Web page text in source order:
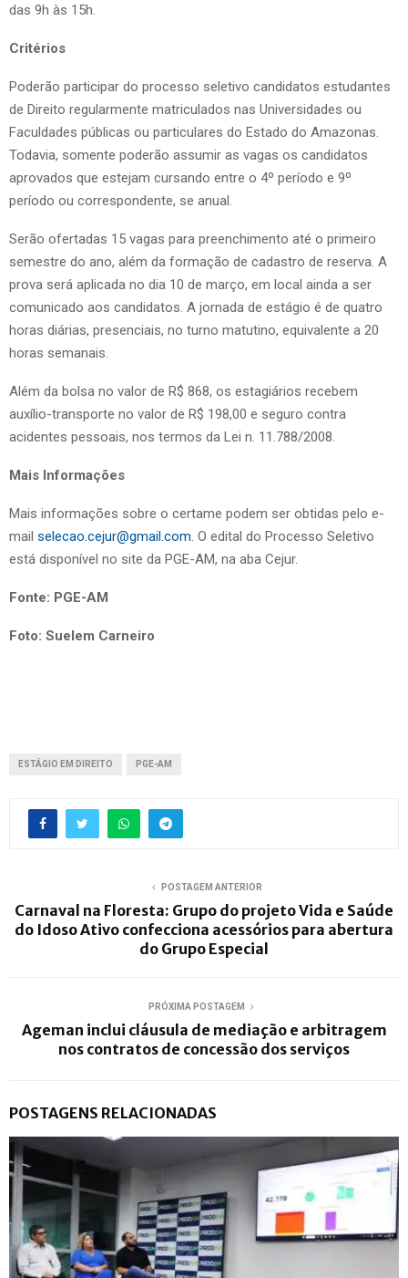
das 9h às 15h.
Critérios
Poderão participar do processo seletivo candidatos estudantes
de Direito regularmente matriculados nas Universidades ou
Faculdades públicas ou particulares do Estado do Amazonas.
Todavia, somente poderão assumir as vagas os candidatos
aprovados que estejam cursando entre o 4º período e 9º
período ou correspondente, se anual.
Serão ofertadas 15 vagas para preenchimento até o primeiro
semestre do ano, além da formação de cadastro de reserva. A
prova será aplicada no dia 10 de março, em local ainda a ser
comunicado aos candidatos. A jornada de estágio é de quatro
horas diárias, presenciais, no turno matutino, equivalente a 20
horas semanais.
Além da bolsa no valor de R$ 868, os estagiários recebem
auxílio-transporte no valor de R$ 198,00 e seguro contra
acidentes pessoais, nos termos da Lei n. 11.788/2008.
Mais Informações
Mais informações sobre o certame podem ser obtidas pelo e-
mail selecao.cejur@gmail.com. O edital do Processo Seletivo
está disponível no site da PGE-AM, na aba Cejur.
Fonte: PGE-AM
Foto: Suelem Carneiro
ESTÁGIO EM DIREITO PGE-AM
POSTAGEM ANTERIOR
Carnaval na Floresta: Grupo do projeto Vida e Saúde
do Idoso Ativo confecciona acessórios para abertura
do Grupo Especial
PRÓXIMA POSTAGEM
Ageman inclui cláusula de mediação e arbitragem
nos contratos de concessão dos serviços
POSTAGENS RELACIONADAS